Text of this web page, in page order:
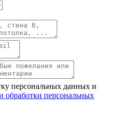
персональных данных и
обработки персональных